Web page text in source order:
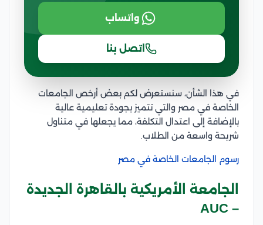
واتساب
اتصل بنا
في هذا الشأن، سنستعرض لكم بعض أرخص الجامعات
الخاصة في مصر والتي تتميز بجودة تعليمية عالية
بالإضافة إلى اعتدال التكلفة، مما يجعلها في متناول
شريحة واسعة من الطلاب.
رسوم الجامعات الخاصة في مصر
الجامعة الأمريكية بالقاهرة الجديدة
– AUC